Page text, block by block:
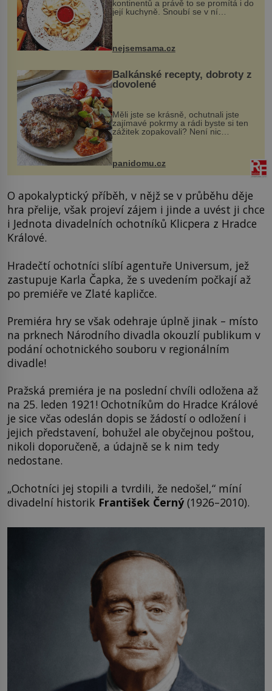
kontinentů a právě to se promítá i do
její kuchyně. Snoubí se v ní
evropské a asijské chutě a díky tomu
pokrmy, které rozhodně st...
nejsemsama.cz
Balkánské recepty, dobroty z
dovolené
Měli jste se krásně, ochutnali jste
zajímavé pokrmy a rádi byste si ten
zážitek zopakovali? Není nic
snazšího. Pljeskavica (10 porcí)
Možná jste ji ochutnali na dovolené v
panidomu.cz
O apokalyptický příběh, v nějž se v průběhu děje
hra přelije, však projeví zájem i jinde a uvést ji chce
i Jednota divadelních ochotníků Klicpera z Hradce
Králové.
Hradečtí ochotníci slíbí agentuře Universum, jež
zastupuje Karla Čapka, že s uvedením počkají až
po premiéře ve Zlaté kapličce.
Premiéra hry se však odehraje úplně jinak – místo
na prknech Národního divadla okouzlí publikum v
podání ochotnického souboru v regionálním
divadle!
Pražská premiéra je na poslední chvíli odložena až
na 25. leden 1921! Ochotníkům do Hradce Králové
je sice včas odeslán dopis se žádostí o odložení i
jejich představení, bohužel ale obyčejnou poštou,
nikoli doporučeně, a údajně se k nim tedy
nedostane.
„Ochotníci jej stopili a tvrdili, že nedošel,“ míní
divadelní historik František Černý(1926–2010).